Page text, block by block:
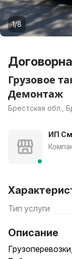
1/8
Грузовое
Демонтаж
Брестская обл.,
ИП
Тип услуги
Описание